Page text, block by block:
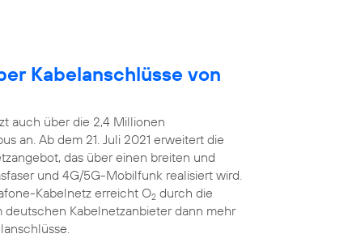
Kabelanschlüsse von
auch über die 2,4 Millionen
an. Ab dem 21. Juli 2021 erweitert die
das über einen breiten und
und 4G/5G-Mobilfunk realisiert wird.
Kabelnetz erreicht O2 durch die
Kabelnetzanbieter dann mehr